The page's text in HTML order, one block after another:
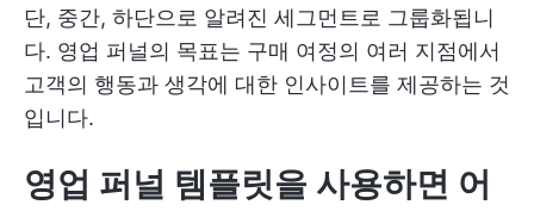
단, 중간, 하단으로 알려진 세그먼트로 그룹화됩니
다. 영업 퍼널의 목표는 구매 여정의 여러 지점에서
고객의 행동과 생각에 대한 인사이트를 제공하는 것
입니다.
영업 퍼널 템플릿을 사용하면 어